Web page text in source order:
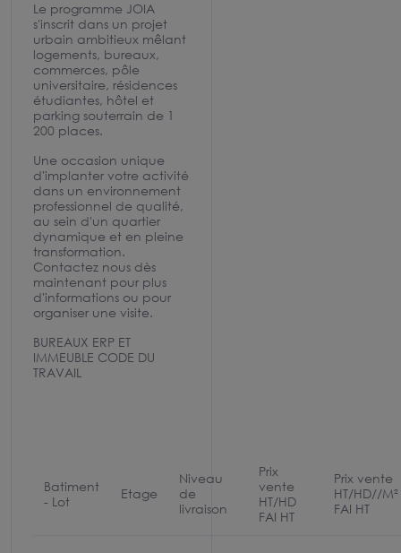
Le programme JOIA
s'inscrit dans un projet
urbain ambitieux mêlant
logements, bureaux,
commerces, pôle
universitaire, résidences
étudiantes, hôtel et
parking souterrain de 1
200 places.
Une occasion unique
d'implanter votre activité
dans un environnement
professionnel de qualité,
au sein d'un quartier
dynamique et en pleine
transformation.
Contactez nous dès
maintenant pour plus
d'informations ou pour
organiser une visite.
BUREAUX ERP ET
IMMEUBLE CODE DU
TRAVAIL
Batiment
- Lot
Etage
Niveau
de
livraison
Prix
vente
HT/HD
FAI HT
Prix vente
HT/HD//M²
FAI HT